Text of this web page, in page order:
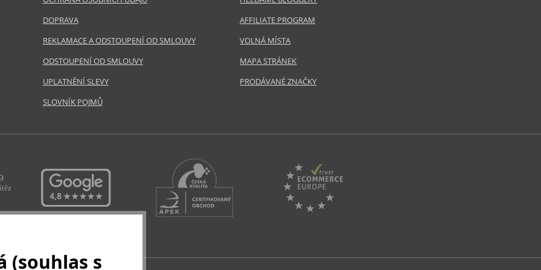
DOPRAVA
REKLAMACE A ODSTOUPENÍ OD SMLOUVY
ODSTOUPENÍ OD SMLOUVY
UPLATNĚNÍ SLEVY
SLOVNÍK POJMŮ
AFFILIATE PROGRAM
VOLNÁ MÍSTA
MAPA STRÁNEK
PRODÁVANÉ ZNAČKY
(souhlas s